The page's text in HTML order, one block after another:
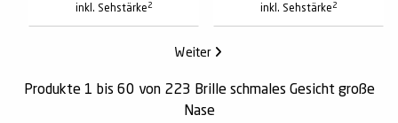
inkl. Sehstärke 2 inkl. Sehstärke 2
Weiter
Produkte 1 bis 60 von 223 Brille schmales Gesicht große
Nase